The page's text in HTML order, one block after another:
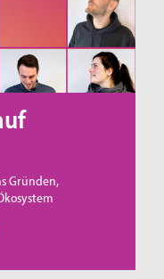
Gründen,